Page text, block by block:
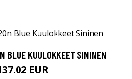
BLUE KUULOKKEET SININEN
EUR